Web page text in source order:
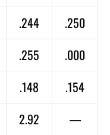
.244
.250
.255
.000
.148
.154
2.92 —